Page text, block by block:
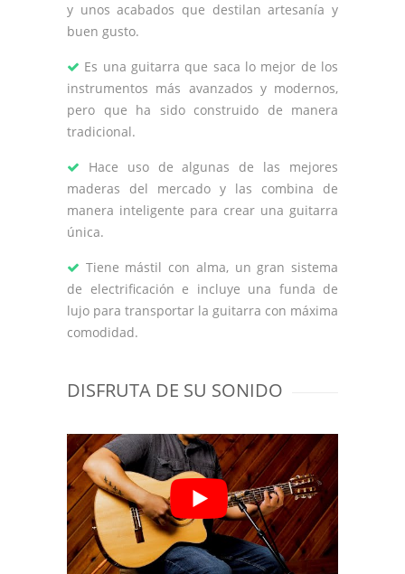
y unos acabados que destilan artesanía y
buen gusto.
Es una guitarra que saca lo mejor de los
instrumentos más avanzados y modernos,
pero que ha sido construido de manera
tradicional.
Hace uso de algunas de las mejores
maderas del mercado y las combina de
manera inteligente para crear una guitarra
única.
Tiene mástil con alma, un gran sistema
de electrificación e incluye una funda de
lujo para transportar la guitarra con máxima
comodidad.
DISFRUTA DE SU SONIDO